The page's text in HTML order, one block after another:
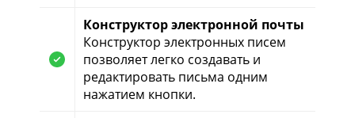
Конструктор электронной почты
Конструктор электронных писем
позволяет легко создавать и
редактировать письма одним
нажатием кнопки.